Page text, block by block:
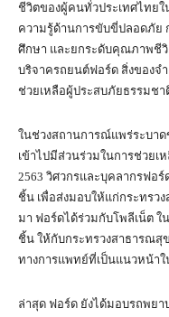
ชีวิตของผู้คนทั่วประเทศไทย
ความรู้ด้านการขับขี่ปลอดภัย
ศึกษา และยกระดับคุณภาพชี
บริจาครถยนต์ฟอร์ด สิ่งของจ
ช่วยเหลือผู้ประสบภัยธรรมชา
ในช่วงสถานการณ์แพร่ระบาด
เข้าไปมีส่วนร่วมในการช่วย
2563 วิศวกรและบุคลากรฟอ
ชิ้น เพื่อส่งมอบให้แก่กระทรว
มา ฟอร์ดได้ร่วมกับโพลีเน็ต ใ
ชิ้น ให้กับกระทรวงสาธารณสุ
ทางการแพทย์ที่เป็นแนวหน้า
ล่าสุด ฟอร์ด ยังได้มอบรถพยา